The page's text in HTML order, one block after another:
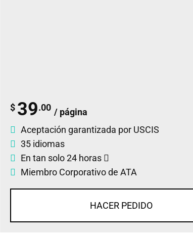
$ 39.00 / página
Aceptación garantizada por USCIS
35 idiomas
En tan solo 24 horas
Miembro Corporativo de ATA
HACER PEDIDO